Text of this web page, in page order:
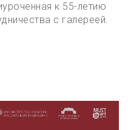
к 55-летию
с галереей.